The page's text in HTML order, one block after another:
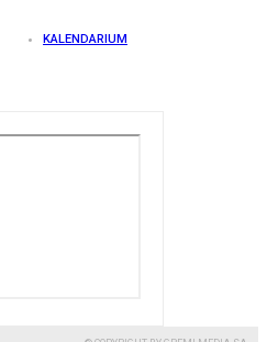
KALENDARIUM